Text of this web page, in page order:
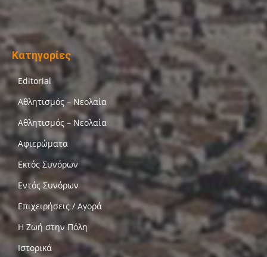
Κατηγορίες
Editorial
Αθλητισμός – Νεολαία
Αθλητισμός – Νεολαία
Αφιερώματα
Εκτός Συνόρων
Εντός Συνόρων
Επιχειρήσεις / Αγορά
Η Ζωή στην Πόλη
Ιστορικά